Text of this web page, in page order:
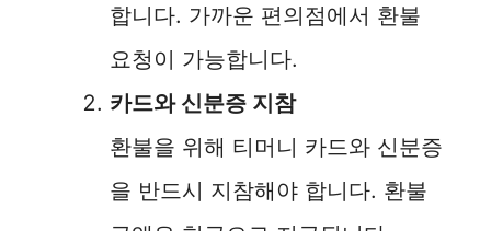
합니다. 가까운 편의점에서 환불
요청이 가능합니다.
카드와 신분증 지참
환불을 위해 티머니 카드와 신분증
을 반드시 지참해야 합니다. 환불